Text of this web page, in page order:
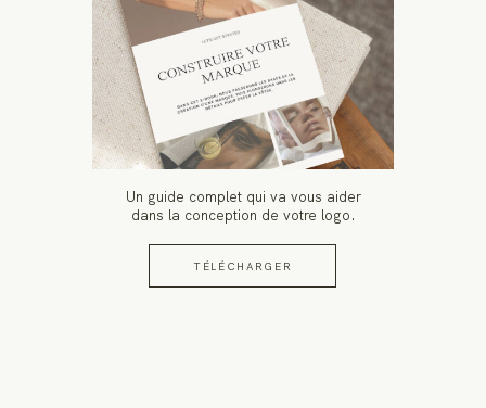
Un guide complet qui va vous aider
dans la conception de votre logo.
TÉLÉCHARGER